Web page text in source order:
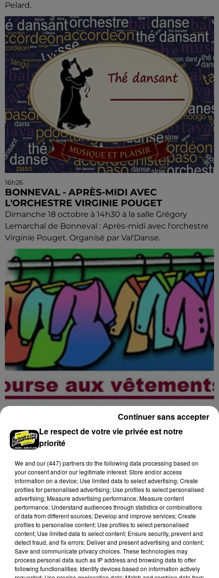
Pelard.
16h26
BONNEVAL - APRÈS-MIDI AVEC
L'ORCHESTRE VIRGINIE POUGET
Dimanche 18 octobre à 14h30 à la salle Grégory
Lemarchal de Bonneval : Après-midi avec l'orchestre
Virginie Pouget. Organisé par Val'Danse.
BONNEVAL - BOURSE AUX VÊTEMENTS
DES FAMILLES RURALES
Vendredi 9 octobre de 10h00 à 18h00, samedi 10
10h00 à 13h00 à la salle Grégory Lemarchal de
Bonneval :...
Le respect de votre vie privée est notre
priorité
We and our (447) partnersdo the following data processing based on
your consent and/or our legitimate interest: Store and/or access
information on a device; Use limited data to select advertising; Create
profiles for personalised advertising; Use profiles to select personalised
advertising; Measure advertising performance; Measure content
performance; Understand audiences through statistics or combinations
of data from different sources; Develop and improve services; Create
profiles to personalise content; Use profiles to select personalised
content; Use limited data to select content; Ensure security, prevent and
detect fraud, and fix errors; Deliver and present advertising and content;
Save and communicate privacy choices. These technologies may
process personal data such as IP address and browsing data to offer
following functionalities: Identify devices based on information actively
Continuer sans accepter